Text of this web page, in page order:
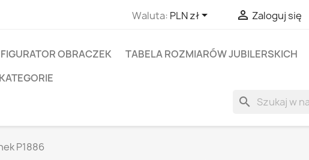
Waluta: PLN zł  Zaloguj się
OBRACZEK
TABELA ROZMIARÓW JUBILERSKICH
KATEGORIE
search
P1886